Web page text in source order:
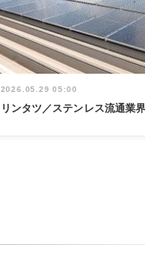
2026.05.29 05:00
リンタツ／ステンレス流通業